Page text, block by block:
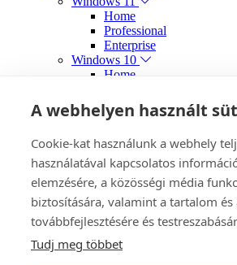
Home
Professional
Enterprise
Windows 10
Home
Enterprise
Windows 8.1
Játék kuponok
Xbox Game Pass Ultimate
Fejlesztői eszközök
Microsoft
Visual Studio
Bolt
A webhelyen használt
Cookie-kat használunk a webhely
használatával kapcsolatos
elemzésére, a közösségi média
biztosítására, valamint a tartalom és
továbbfejlesztésére és
Tudj meg többet